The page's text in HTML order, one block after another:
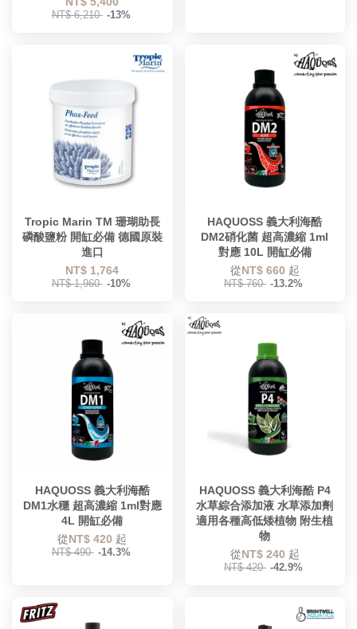
NT$ 6,210 -13%
Tropic Marin TM 珊瑚助長
磷酸鹽粉 開缸必備 德國原裝
進口
NT$ 1,764
NT$ 1,960 -10%
HAQUOSS 義大利海酷
DM2硝化菌 超高濃縮 1ml
對應 10L 開缸必備
從NT$ 660 起
NT$ 760 -13.2%
HAQUOSS 義大利海酷
DM1水穩 超高濃縮 1ml對應
4L 開缸必備
從NT$ 420 起
NT$ 490 -14.3%
HAQUOSS 義大利海酷 P4
水草綜合添加液 水草添加劑
適用各種高低矮植物 附生植
物
從NT$ 240 起
NT$ 420 -42.9%